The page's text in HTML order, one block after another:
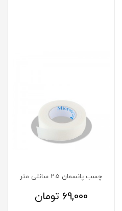
چسب پانسمان 2.5 سانتی متر
69,000 تومان